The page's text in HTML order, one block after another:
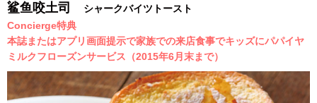
鲨鱼咬土司
シャークバイツトースト
Concierge特典
本誌またはアプリ画面提示で家族での来店食事でキッズにパパイヤ
ミルクフローズンサービス（2015年6月末まで）